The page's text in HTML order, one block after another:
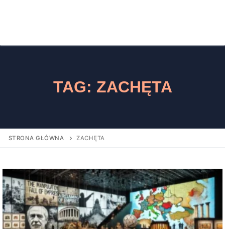
TAG: ZACHĘTA
STRONA GŁÓWNA ZACHĘTA